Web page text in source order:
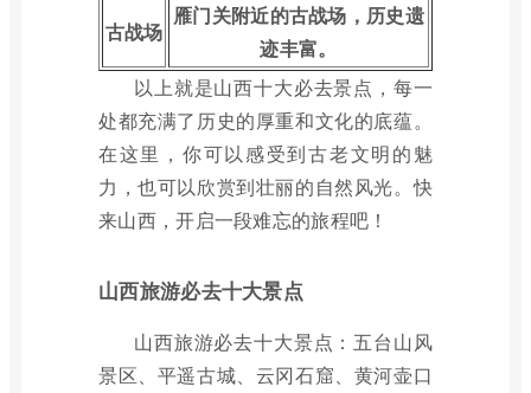
古战场
雁门关附近的古战场，历史遗
迹丰富。
以上就是山西十大必去景点，每一
处都充满了历史的厚重和文化的底蕴。
在这里，你可以感受到古老文明的魅
力，也可以欣赏到壮丽的自然风光。快
来山西，开启一段难忘的旅程吧！
山西旅游必去十大景点
山西旅游必去十大景点：五台山风
景区、平遥古城、云冈石窟、黄河壶口